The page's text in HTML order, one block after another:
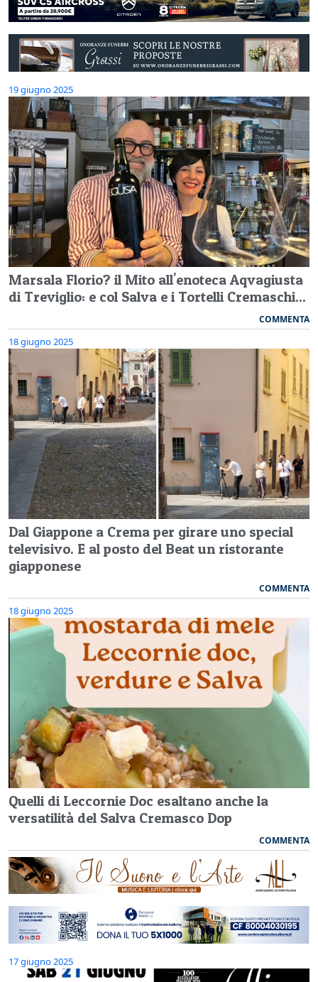
19 giugno 2025
Marsala Florio? il Mito all'enoteca Aqvagiusta
di Treviglio: e col Salva e i Tortelli Cremaschi...
COMMENTA
18 giugno 2025
Dal Giappone a Crema per girare uno special
televisivo. E al posto del Beat un ristorante
giapponese
COMMENTA
18 giugno 2025
Quelli di Leccornie Doc esaltano anche la
versatilità del Salva Cremasco Dop
COMMENTA
17 giugno 2025